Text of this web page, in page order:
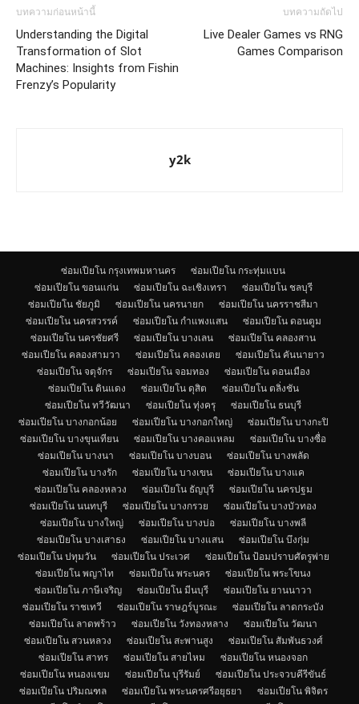
บทความก่อนหน้านี้
Understanding the Digital
Transformation of Slot
Machines: Insights from Fishin
Frenzy’s Popularity
บทความถัดไป
Live Dealer Games vs RNG
Games Comparison
y2k
ซ่อมเปียโน กรุงเทพมหานคร
ซ่อมเปียโน กระทุ่มแบน
ซ่อมเปียโน ขอนแก่น
ซ่อมเปียโน ฉะเชิงเทรา
ซ่อมเปียโน ชลบุรี
ซ่อมเปียโน ชัยภูมิ
ซ่อมเปียโน นครนายก
ซ่อมเปียโน นครราชสีมา
ซ่อมเปียโน นครสวรรค์
ซ่อมเปียโน กำแพงแสน
ซ่อมเปียโน ดอนตูม
ซ่อมเปียโน นครชัยศรี
ซ่อมเปียโน บางเลน
ซ่อมเปียโน คลองสาน
ซ่อมเปียโน คลองสามวา
ซ่อมเปียโน คลองเตย
ซ่อมเปียโน คันนายาว
ซ่อมเปียโน จตุจักร
ซ่อมเปียโน จอมทอง
ซ่อมเปียโน ดอนเมือง
ซ่อมเปียโน ดินแดง
ซ่อมเปียโน ดุสิต
ซ่อมเปียโน ตลิ่งชัน
ซ่อมเปียโน ทวีวัฒนา
ซ่อมเปียโน ทุ่งครุ
ซ่อมเปียโน ธนบุรี
ซ่อมเปียโน บางกอกน้อย
ซ่อมเปียโน บางกอกใหญ่
ซ่อมเปียโน บางกะปิ
ซ่อมเปียโน บางขุนเทียน
ซ่อมเปียโน บางคอแหลม
ซ่อมเปียโน บางซื่อ
ซ่อมเปียโน บางนา
ซ่อมเปียโน บางบอน
ซ่อมเปียโน บางพลัด
ซ่อมเปียโน บางรัก
ซ่อมเปียโน บางเขน
ซ่อมเปียโน บางแค
ซ่อมเปียโน คลองหลวง
ซ่อมเปียโน ธัญบุรี
ซ่อมเปียโน นครปฐม
ซ่อมเปียโน นนทบุรี
ซ่อมเปียโน บางกรวย
ซ่อมเปียโน บางบัวทอง
ซ่อมเปียโน บางใหญ่
ซ่อมเปียโน บางบ่อ
ซ่อมเปียโน บางพลี
ซ่อมเปียโน บางเสาธง
ซ่อมเปียโน บางแสน
ซ่อมเปียโน บึงกุ่ม
ซ่อมเปียโน ปทุมวัน
ซ่อมเปียโน ประเวศ
ซ่อมเปียโน ป้อมปราบศัตรูพ่าย
ซ่อมเปียโน พญาไท
ซ่อมเปียโน พระนคร
ซ่อมเปียโน พระโขนง
ซ่อมเปียโน ภาษีเจริญ
ซ่อมเปียโน มีนบุรี
ซ่อมเปียโน ยานนาวา
ซ่อมเปียโน ราชเทวี
ซ่อมเปียโน ราษฎร์บูรณะ
ซ่อมเปียโน ลาดกระบัง
ซ่อมเปียโน ลาดพร้าว
ซ่อมเปียโน วังทองหลาง
ซ่อมเปียโน วัฒนา
ซ่อมเปียโน สวนหลวง
ซ่อมเปียโน สะพานสูง
ซ่อมเปียโน สัมพันธวงศ์
ซ่อมเปียโน สาทร
ซ่อมเปียโน สายไหม
ซ่อมเปียโน หนองจอก
ซ่อมเปียโน หนองแขม
ซ่อมเปียโน บุรีรัมย์
ซ่อมเปียโน ประจวบคีรีขันธ์
ซ่อมเปียโน ปริมณฑล
ซ่อมเปียโน พระนครศรีอยุธยา
ซ่อมเปียโน พิจิตร